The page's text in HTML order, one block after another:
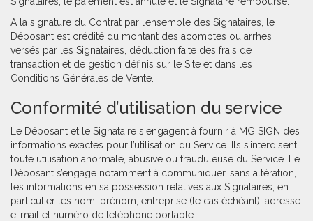
A la signature du Contrat par l’ensemble des Signataires, le
Déposant est crédité du montant des acomptes ou arrhes
versés par les Signataires, déduction faite des frais de
transaction et de gestion définis sur le Site et dans les
Conditions Générales de Vente.
Conformité d’utilisation du service
Le Déposant et le Signataire s'engagent à fournir à MG SIGN des
informations exactes pour l’utilisation du Service. Ils s’interdisent
toute utilisation anormale, abusive ou frauduleuse du Service. Le
Déposant s’engage notamment à communiquer, sans altération,
les informations en sa possession relatives aux Signataires, en
particulier les nom, prénom, entreprise (le cas échéant), adresse
e-mail et numéro de téléphone portable.